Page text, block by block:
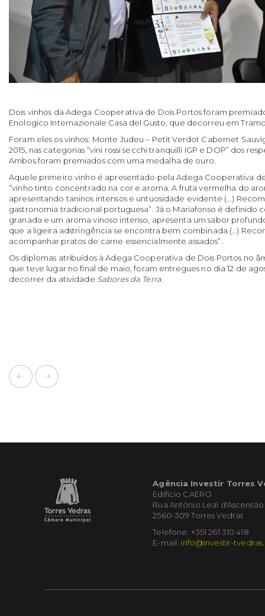
Dois vinhos da Adega Cooperativa de Dois Portos foram
Enologico Internazionale Casa del Gusto, que decorreu em
Foram eles os vinhos: Monte Judeu – Petit Verdot Cabernet
2015, nas categorias “vini rossi secchi tranquilli IGP e DOP” dos
Ambos foram premiados com uma medalha de ouro.
Aquele primeiro vinho é apresentado pela Adega Cooperativa
“vinho tinto concentrado na cor e aroma. A fruta vermelha do
apresentando taninos intensos e untuosidade evidente (...)
gastronomia tradicional portuguesa”. Já o Mariafonso é definido
granada e um aroma vinoso intenso, apresenta um sabor
que a ligeira adstringência se encontra bem combinada (…)
acompanhar pratos de carne essencialmente assados”.
Os diplomas atribuídos à Adega Cooperativa de Dois Portos no
que teve lugar no final de maio, foram entregues no dia 12 de
decorrer da atividade Sabores da Terra.
Agência Investir Torres
Edifício CAERO
Rua António Leal d'Ascensão
2560-309 Torres Vedras
Telefone: +351 261 310 418
E-mail: info@investir-